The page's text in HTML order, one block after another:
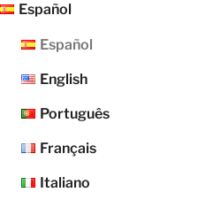
Español
Español
English
Português
Français
Italiano